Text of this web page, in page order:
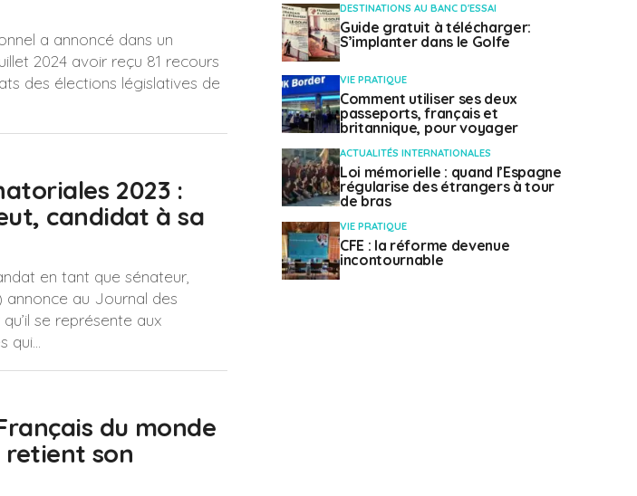
a annoncé dans un
2024 avoir reçu 81 recours
des élections législatives de
2023 :
candidat à sa
en tant que sénateur,
annonce au Journal des
se représente aux
du monde
retient son
DESTINATIONS AU BANC D'ESSAI
Guide gratuit à télécharger:
S’implanter dans le Golfe
VIE PRATIQUE
Comment utiliser ses deux
passeports, français et
britannique, pour voyager
ACTUALITÉS INTERNATIONALES
Loi mémorielle : quand l’Espagne
régularise des étrangers à tour
de bras
VIE PRATIQUE
CFE : la réforme devenue
incontournable